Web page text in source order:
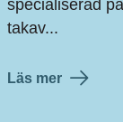
specialiserad
takav...
Läs mer